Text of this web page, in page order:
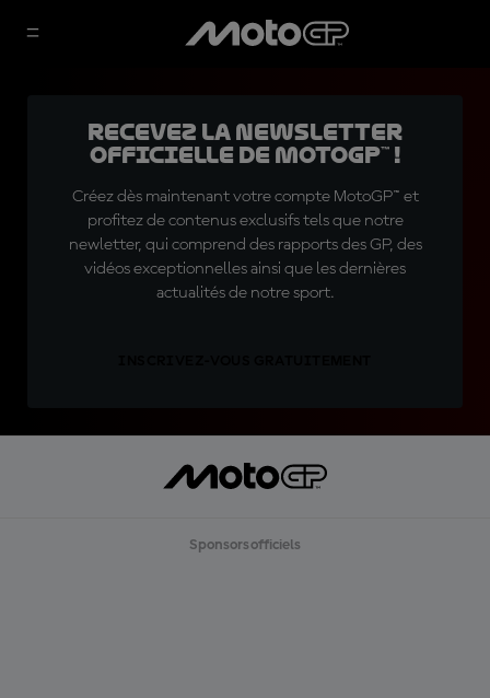
Recevez la Newsletter
officielle de MotoGP™ !
Créez dès maintenant votre compte MotoGP™ et
profitez de contenus exclusifs tels que notre
newletter, qui comprend des rapports des GP, des
vidéos exceptionnelles ainsi que les dernières
actualités de notre sport.
Sponsors officiels